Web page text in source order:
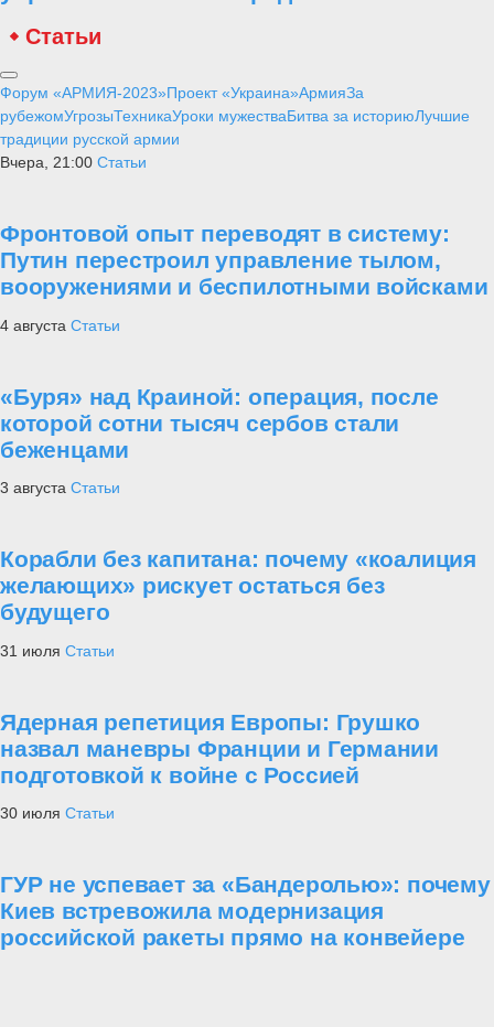
Статьи
Форум «АРМИЯ-2023»Проект «Украина»АрмияЗа
рубежомУгрозыТехникаУроки мужестваБитва за историюЛучшие
традиции русской армии
Вчера, 21:00 Статьи
Фронтовой опыт переводят в систему:
Путин перестроил управление тылом,
вооружениями и беспилотными войсками
4 августа Статьи
«Буря» над Краиной: операция, после
которой сотни тысяч сербов стали
беженцами
3 августа Статьи
Корабли без капитана: почему «коалиция
желающих» рискует остаться без
будущего
31 июля Статьи
Ядерная репетиция Европы: Грушко
назвал маневры Франции и Германии
подготовкой к войне с Россией
30 июля Статьи
ГУР не успевает за «Бандеролью»: почему
Киев встревожила модернизация
российской ракеты прямо на конвейере